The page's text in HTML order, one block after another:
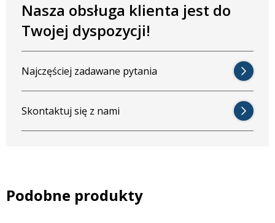
Jaką maksymalną wiązkę obejmie trytytka 4,8 ×
Czy trytytki można ponownie użyć po zdjęciu?
Ile opasek jest w zestawie ZA1033?
Nasza obsługa klienta jest do
Twojej dyspozycji!
Najczęściej zadawane pytania
Skontaktuj się z nami
Podobne produkty